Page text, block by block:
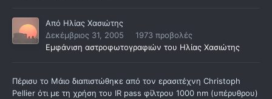
Από Ηλίας Χασιώτης
Δεκέμβριος 31, 2005
1973 προβολές
Εμφάνιση αστροφωτογραφιών του Ηλίας Χασιώτης
Πέρισυ το Μάιο διαπιστώθηκε από τον ερασιτέχνη Christoph
Pellier ότι με τη χρήση του IR pass φίλτρου 1000 nm (υπέρυθρου)